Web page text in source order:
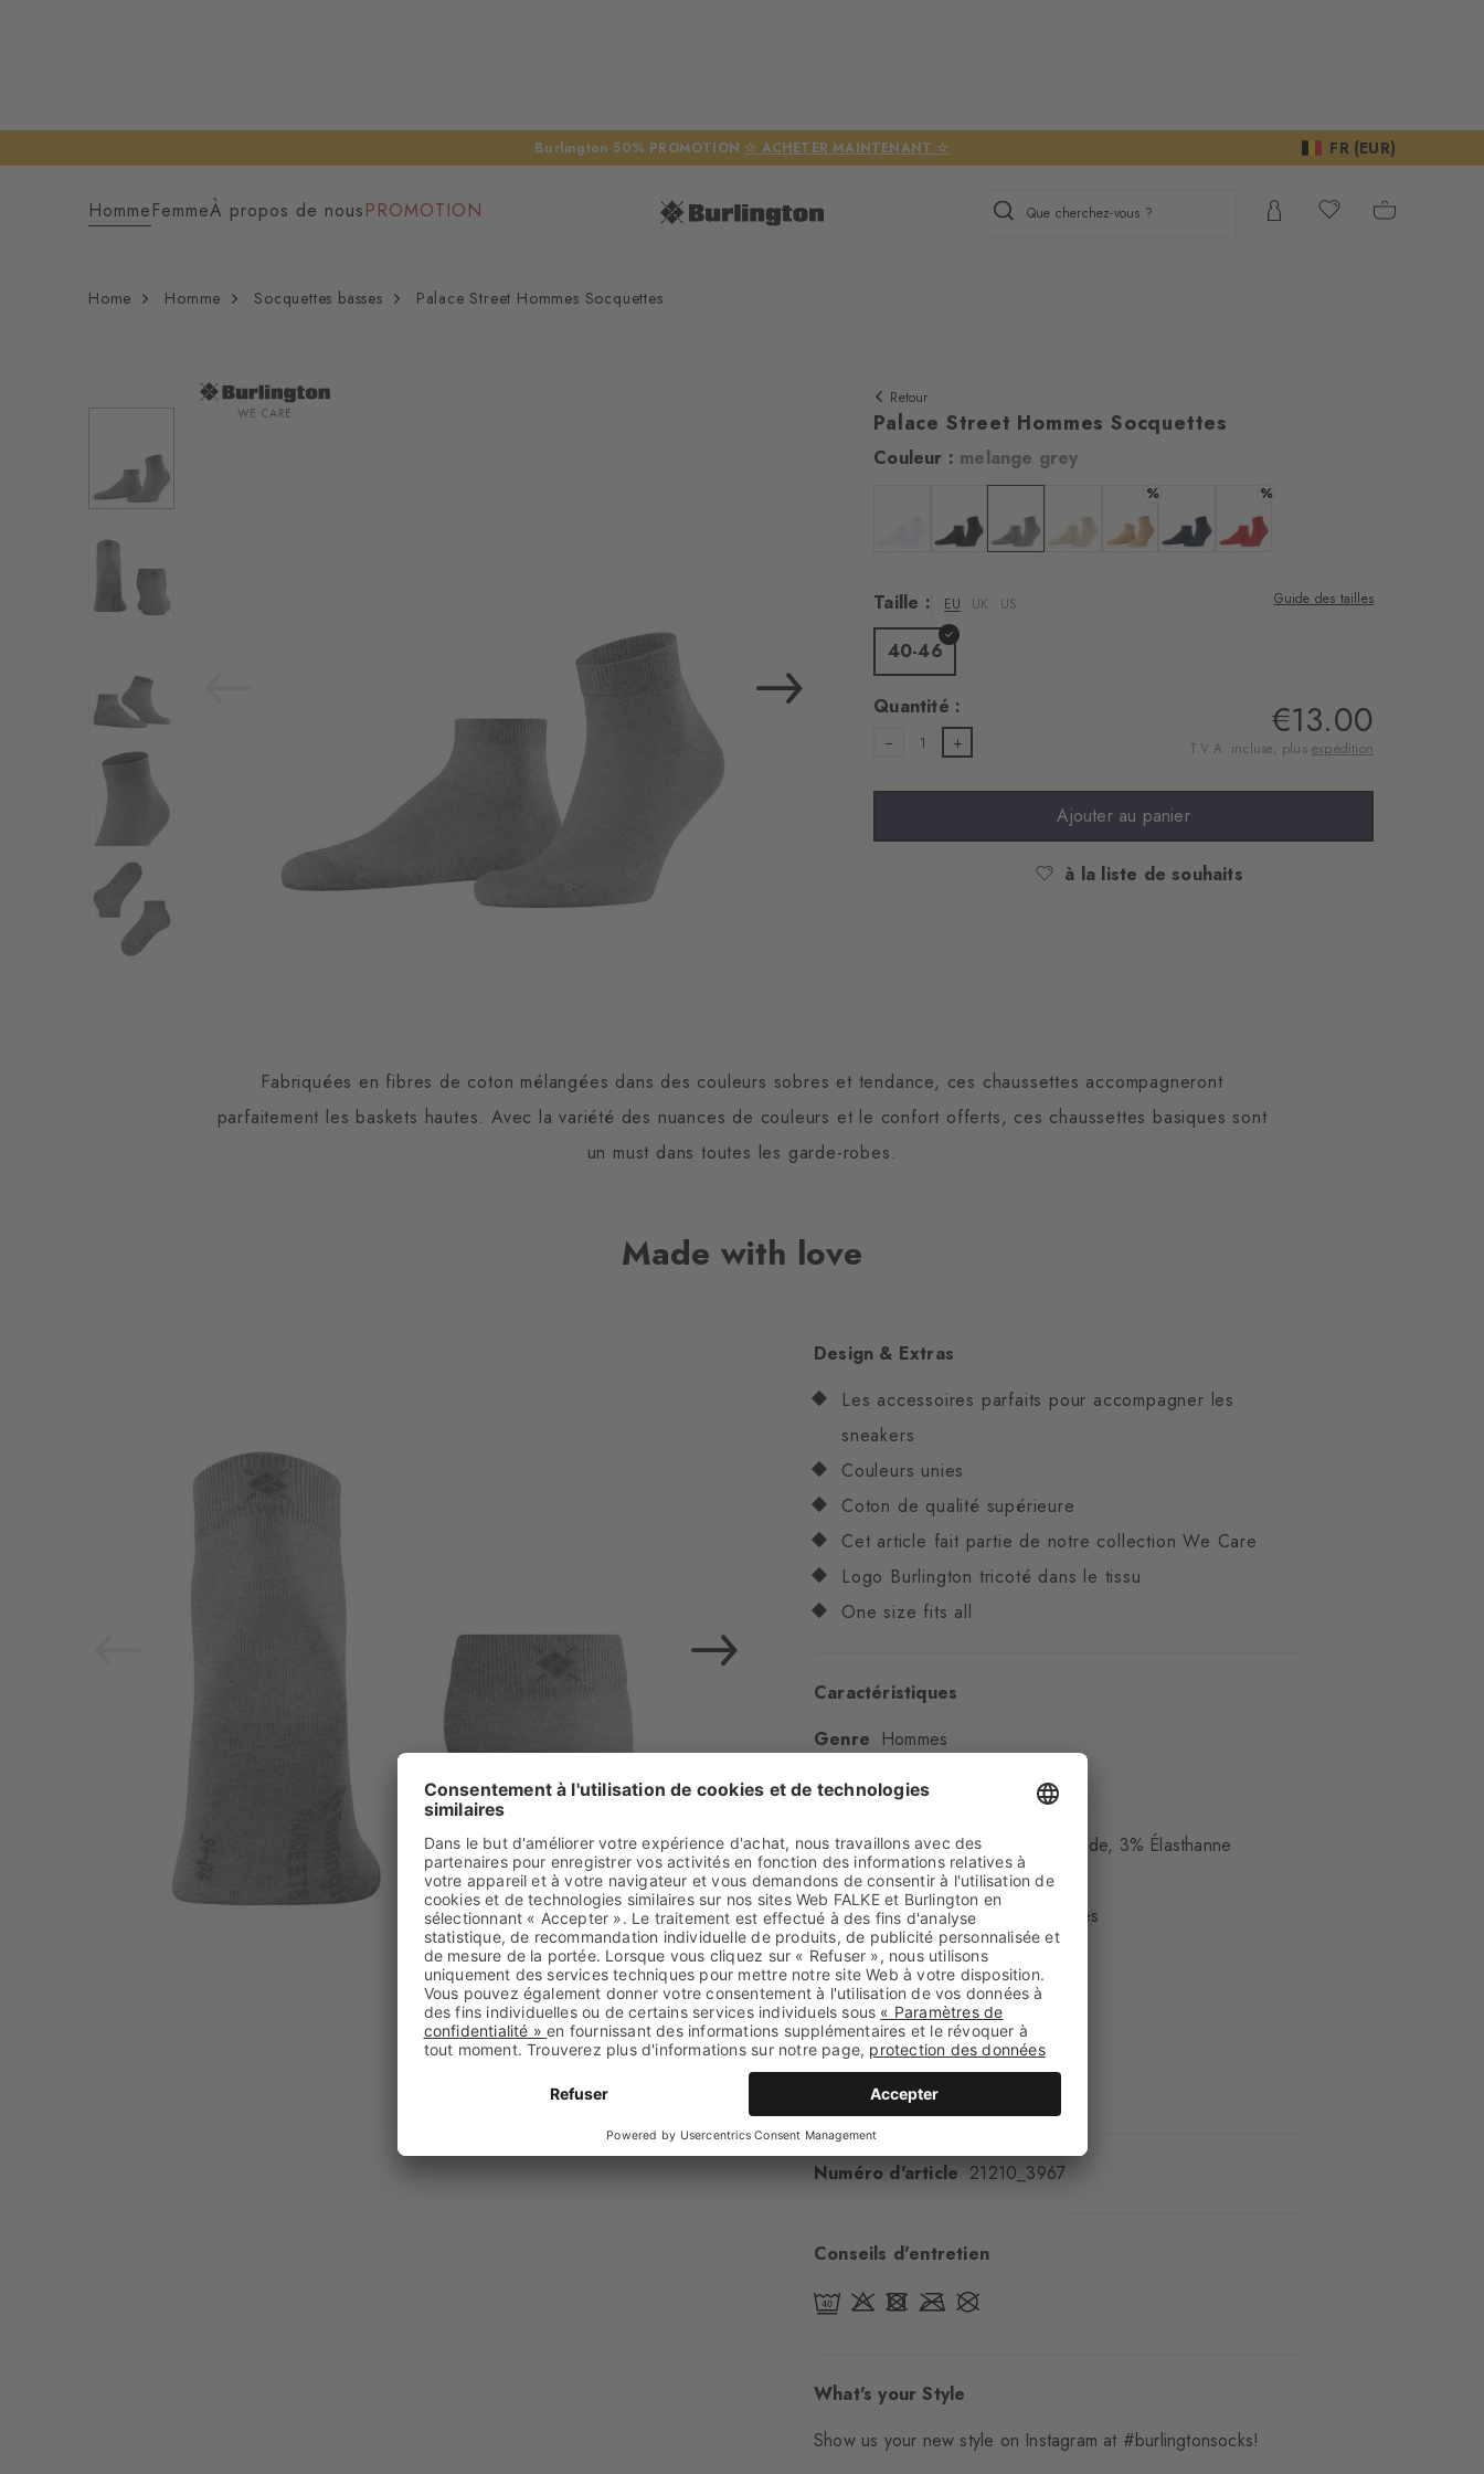
Burlington 50% PROMOTION ☆ ACHETER MAINTENANT ☆ FR (EUR)
HommeFemmeÀ propos de nousPROMOTION Que cherchez-vous ?
Home Homme Socquettes basses Palace Street Hommes Socquettes
Retour
Palace Street Hommes Socquettes
Couleur : melange grey
Couleur : whiteCouleur : black
Couleur : melange grey
% %
Taille :
EU UK US Guide des tailles
40-46
Quantité :
1 €13.00
T.V.A. incluse, plus expédition
Ajouter au panier
à la liste de souhaits
Fabriquées en fibres de coton mélangées dans des couleurs sobres et tendance, ces chaussettes accompagneront
parfaitement les baskets hautes. Avec la variété des nuances de couleurs et le confort offerts, ces chaussettes basiques sont
un must dans toutes les garde-robes.
Made with love
Design & Extras
Les accessoires parfaits pour accompagner les
sneakers
Couleurs unies
Coton de qualité supérieure
Cet article fait partie de notre collection We Care
Logo Burlington tricoté dans le tissu
One size fits all
Caractéristiques
Genre Hommes
Matière 74% Coton, 23% Polyamide, 3% Élasthanne
Aspect lisse
Longueur de tige Chevilles hautes
Confort ultra-doux
Type d'ourlet A côtes
Renforts aucun
Semelle Normal
casual
Numéro d'article 21210_3967
Conseils d'entretien
What's your Style
Show us your new style on Instagram at #burlingtonsocks!